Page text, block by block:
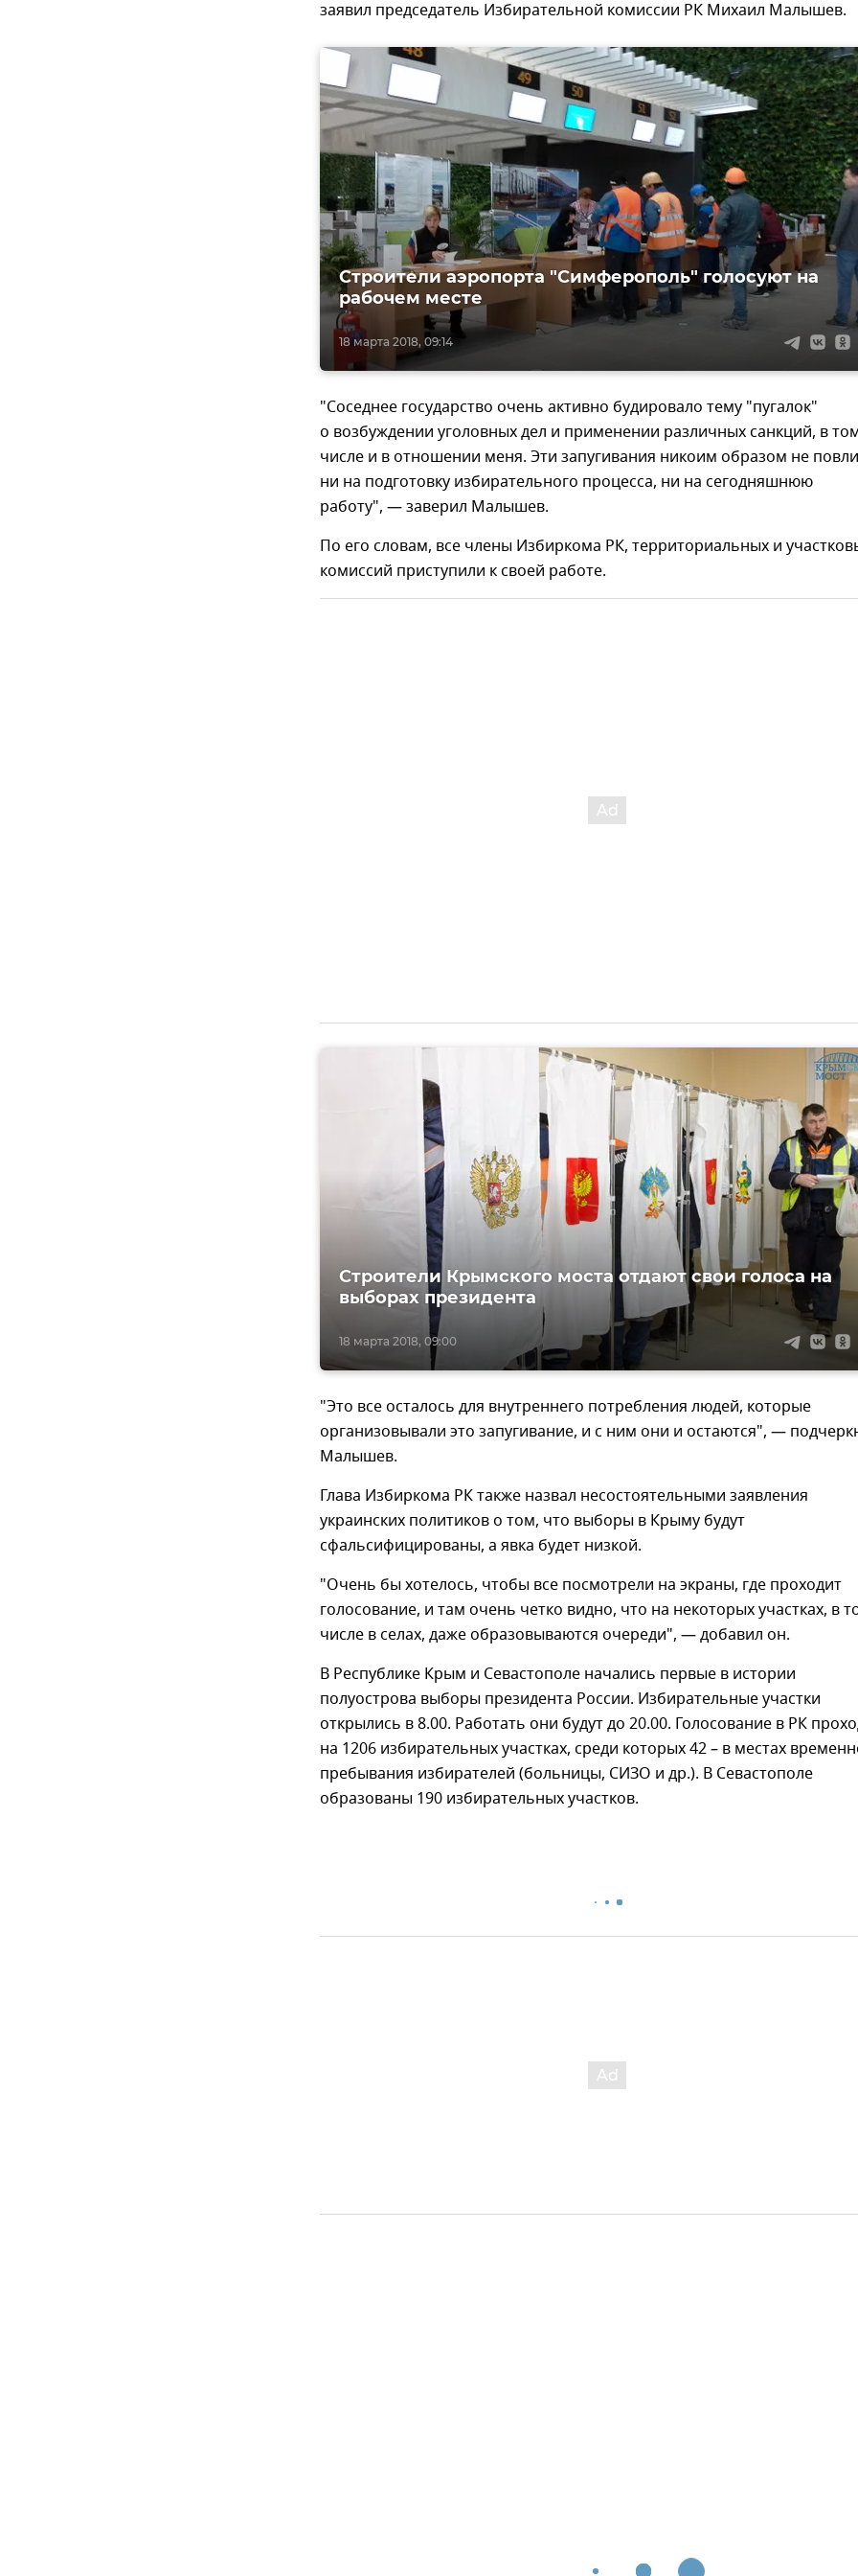
заявил председатель Избирательной комиссии РК Михаил Малышев.
18 марта 2018, 09:14
Строители аэропорта "Симферополь" голосуют на
рабочем месте
"Соседнее государство очень активно будировало тему "пугалок"
о возбуждении уголовных дел и применении различных санкций, в
числе и в отношении меня. Эти запугивания никоим образом не
ни на подготовку избирательного процесса, ни на сегодняшнюю
работу", — заверил Малышев.
По его словам, все члены Избиркома РК, территориальных и
комиссий приступили к своей работе.
18 марта 2018, 09:00
Строители Крымского моста отдают свои голоса на
выборах президента
"Это все осталось для внутреннего потребления людей, которые
организовывали это запугивание, и с ним они и остаются", —
Малышев.
Глава Избиркома РК также назвал несостоятельными заявления
украинских политиков о том, что выборы в Крыму будут
сфальсифицированы, а явка будет низкой.
"Очень бы хотелось, чтобы все посмотрели на экраны, где проходит
голосование, и там очень четко видно, что на некоторых участках, в
числе в селах, даже образовываются очереди", — добавил он.
В Республике Крым и Севастополе начались первые в истории
полуострова выборы президента России. Избирательные участки
открылись в 8.00. Работать они будут до 20.00. Голосование в РК
на 1206 избирательных участках, среди которых 42 – в местах
пребывания избирателей (больницы, СИЗО и др.). В Севастополе
образованы 190 избирательных участков.